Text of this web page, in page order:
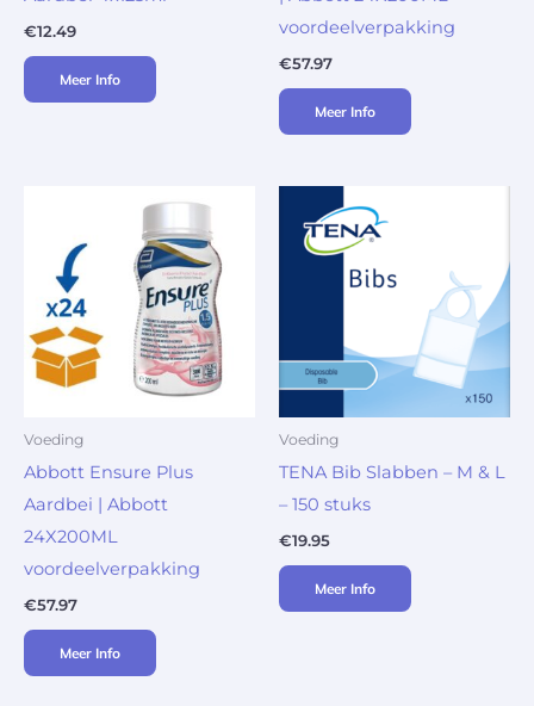
€12.49
Meer Info
voordeelverpakking
€57.97
Meer Info
Voeding
Abbott Ensure Plus
Aardbei | Abbott
24X200ML
voordeelverpakking
€57.97
Meer Info
Voeding
TENA Bib Slabben – M & L
– 150 stuks
€19.95
Meer Info